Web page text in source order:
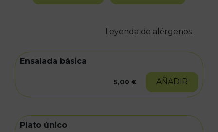
Leyenda de alérgenos
Ensalada básica
5,00 € AÑADIR
Plato único